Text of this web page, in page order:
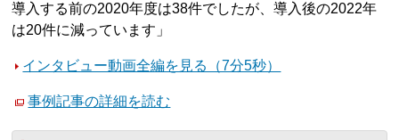
導入する前の2020年度は38件でしたが、導入後の2022年
は20件に減っています」
インタビュー動画全編を見る（7分5秒）
事例記事の詳細を読む